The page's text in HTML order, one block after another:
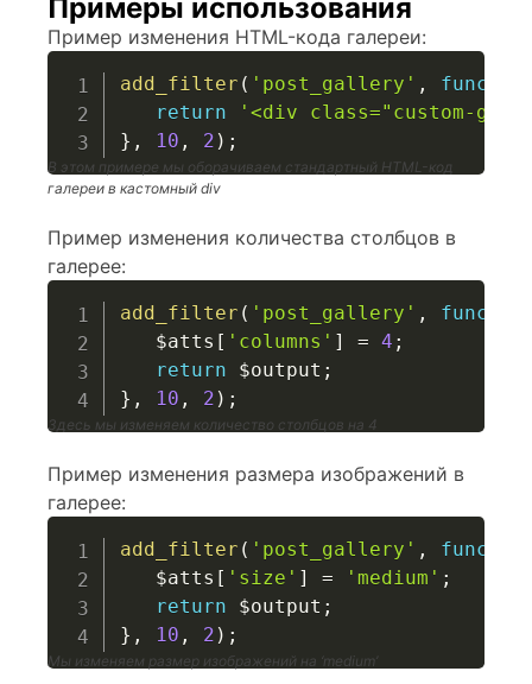
Примеры использования
Пример изменения HTML-кода галереи:
add_filter ( 'post_gallery' ,
return
'<div class="custom-
} , 10 , 2 ) ;
В этом примере мы оборачиваем стандартный HTML-код
галереи в кастомный div
Пример изменения количества столбцов в
галерее:
add_filter ( 'post_gallery' ,
$atts [ 'columns' ] = 4 ;
return
$output ;
} , 10 , 2 ) ;
Здесь мы изменяем количество столбцов на 4
Пример изменения размера изображений в
галерее:
add_filter ( 'post_gallery' ,
$atts [ 'size' ] = 'medium' ;
return
$output ;
} , 10 , 2 ) ;
Мы изменяем размер изображений на ‘medium’